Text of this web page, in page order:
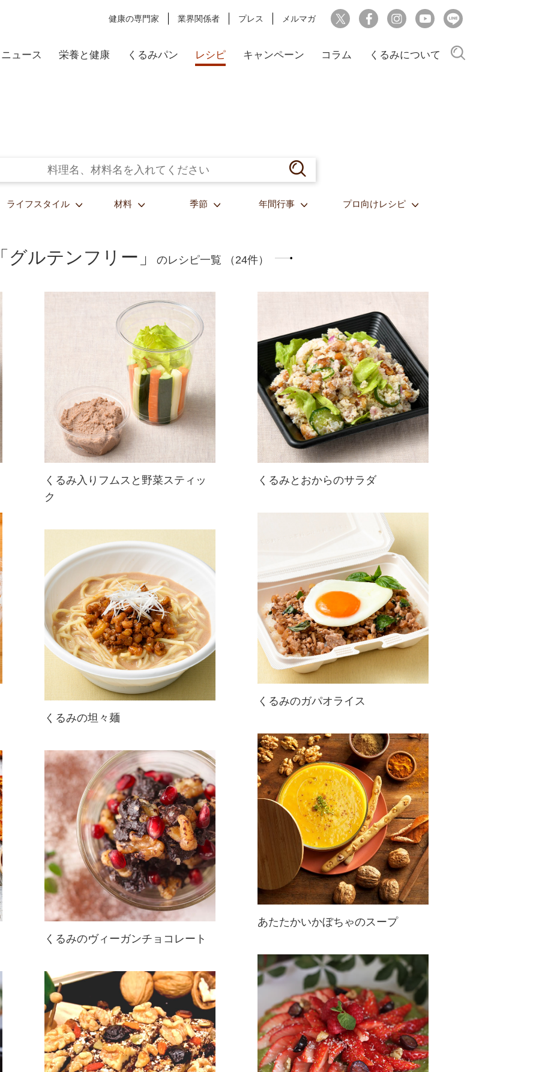
健康の専門家 業界関係者 プレス メルマガ
ニュース 栄養と健康 くるみパン レシピ キャンペーン コラム くるみについて
ライフスタイル 材料 季節 年間行事 プロ向けレシピ
「グルテンフリー」 のレシピ一覧 （24件）
ひよこ豆にくるみを加えて、コク味
と香ばしい風味をプラス。
くるみ入りフムスと野菜スティッ
ク
おからをフレッシュサラダ風に。
くるみを入れて、食感よく、風味も
香ばしく。
くるみとおからのサラダ
鶏むねひき肉を使って、ヘルシー
に。くるみの食感とコクがおいしさ
を倍増。
くるみのガパオライス
肉味噌にもスープにも！たっぷりの
くるみで満足感アップ。
くるみのコクと甘味が、クセになる
おいしさ。
くるみの坦々麺
かぼちゃと刻んだくるみがよく合う
健康的なポタージュです。
スパイスが加わって、より深い味わ
いに。
あたたかいかぼちゃのスープ
材料4点でできるヴィーガンチョコ
レート♪ココアパウダーを使うので
ヘルシー！ダイエット中のおやつや
間食にも
くるみのヴィーガンチョコレート